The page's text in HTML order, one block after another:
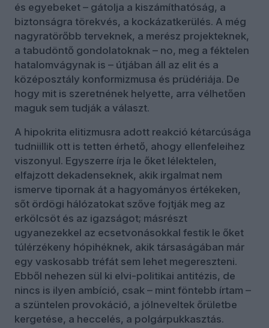
és egyebeket – gátolja a kiszámíthatóság, a
biztonságra törekvés, a kockázatkerülés. A még
nagyratörőbb terveknek, a merész projekteknek,
a tabudöntő gondolatoknak – no, meg a féktelen
hatalomvágynak is – útjában áll az elit és a
középosztály konformizmusa és prüdériája. De
hogy mit is szeretnének helyette, arra vélhetően
maguk sem tudják a választ.
A hipokrita elitizmusra adott reakció kétarcúsága
tudniillik ott is tetten érhető, ahogy ellenfeleihez
viszonyul. Egyszerre írja le őket lélektelen,
elfajzott dekadenseknek, akik irgalmat nem
ismerve tipornak át a hagyományos értékeken,
sőt ördögi hálózatokat szőve fojtják meg az
erkölcsöt és az igazságot; másrészt
ugyanezekkel az ecsetvonásokkal festik le őket
túlérzékeny hópihéknek, akik társaságában már
egy vaskosabb tréfát sem lehet megereszteni.
Ebből nehezen sül ki elvi-politikai antitézis, de
nincs is ilyen ambíció, csak – mint föntebb írtam –
a szüntelen provokáció, a jólneveltek őrületbe
kergetése, a heccelés, a polgárpukkasztás.